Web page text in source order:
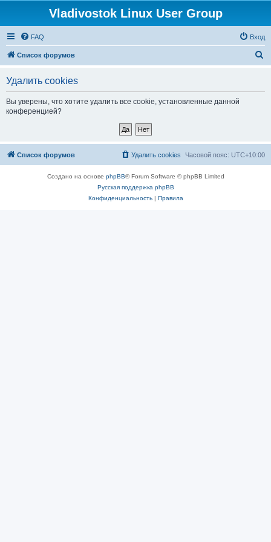
Vladivostok Linux User Group
FAQ Вход
Список форумов
Удалить cookies
Вы уверены, что хотите удалить все cookie, установленные данной
конференцией?
Список форумов Часовой пояс: UTC+10:00
Удалить cookies
Создано на основе phpBB® Forum Software © phpBB Limited
Русская поддержка phpBB
Конфиденциальность| Правила